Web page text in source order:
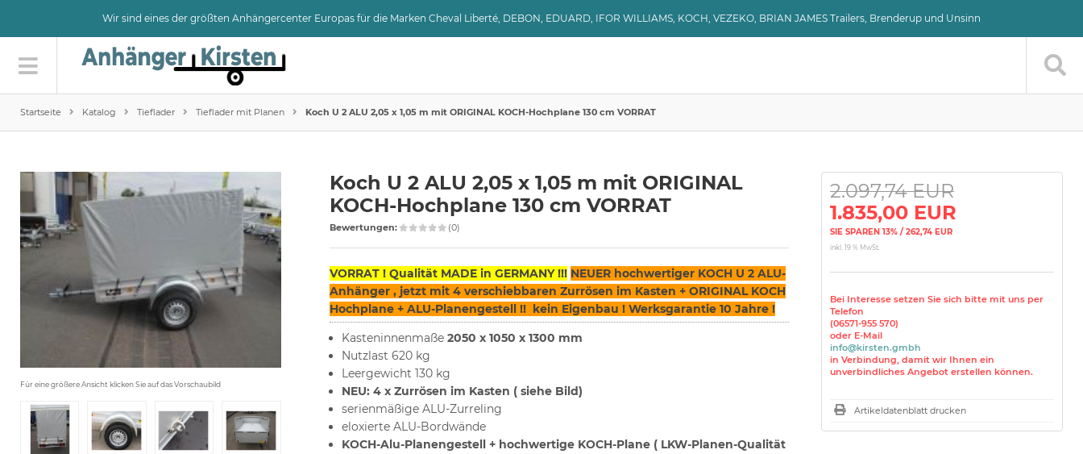
Wir sind eines der größten Anhängercenter Europas für die Marken Cheval Liberté, DEBON, EDUARD, IFOR WILLIAMS, KOCH, VEZEKO, BRIAN JAMES Trailers, Brenderup und Unsinn
Startseite Katalog Tieflader Tieflader mit Planen Koch U 2 ALU 2,05 x 1,05 m mit ORIGINAL KOCH-Hochplane 130 cm VORRAT
Für eine größere Ansicht klicken Sie auf das Vorschaubild
Koch U 2 ALU 2,05 x 1,05 m mit ORIGINAL
KOCH-Hochplane 130 cm VORRAT
Bewertungen: (0)
VORRAT ! Qualität MADE in GERMANY !!! NEUER hochwertiger KOCH U 2 ALU-
Anhänger , jetzt mit 4 verschiebbaren Zurrösen im Kasten + ORIGINAL KOCH
Hochplane + ALU-Planengestell !! kein Eigenbau ! Werksgarantie 10 Jahre !
Kasteninnenmaße2050 x 1050 x 1300 mm
Nutzlast 620 kg
Leergewicht 130 kg
NEU: 4 x Zurrösen im Kasten ( siehe Bild)
serienmäßige ALU-Zurreling
eloxierte ALU-Bordwände
KOCH-Alu-Planengestell + hochwertige KOCH-Plane ( LKW-Planen-Qualität
2.097,74 EUR
1.835,00 EUR
SIE SPAREN 13% / 262,74 EUR
inkl. 19 % MwSt.
Bei Interesse setzen Sie sich bitte mit uns per
Telefon
(06571-955 570)
oder E-Mail
info@kirsten.gmbh
in Verbindung, damit wir Ihnen ein
unverbindliches Angebot erstellen können.
Artikeldatenblatt drucken